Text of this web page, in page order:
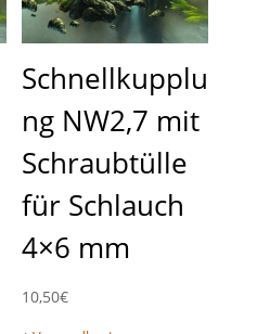
Schnellkupplu
ng NW2,7 mit
Schraubtülle
für Schlauch
4×6 mm
10,50€